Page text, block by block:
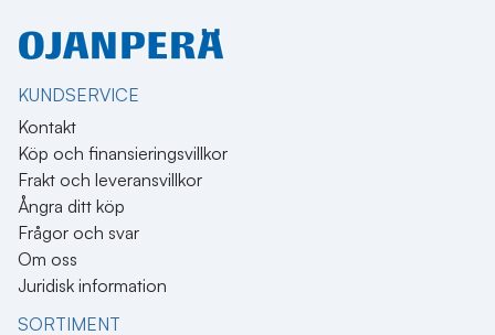
KUNDSERVICE
Kontakt
Köp och finansieringsvillkor
Frakt och leveransvillkor
Ångra ditt köp
Frågor och svar
Om oss
Juridisk information
SORTIMENT